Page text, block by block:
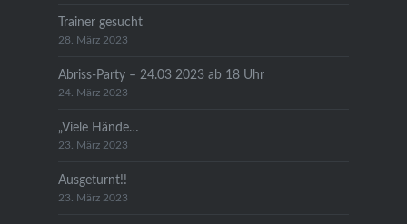
Trainer gesucht
28. März 2023
Abriss-Party – 24.03 2023 ab 18 Uhr
24. März 2023
„Viele Hände…
23. März 2023
Ausgeturnt!!
23. März 2023